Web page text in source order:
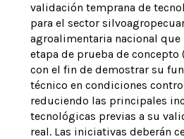
validación temprana de
para el sector
agroalimentaria nacional que
etapa de prueba de concepto
con el fin de demostrar su
técnico en condiciones
reduciendo las principales
tecnológicas previas a su
real. Las iniciativas deberán